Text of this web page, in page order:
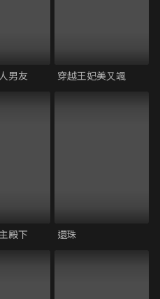
男友 穿越王妃美⼜颯
殿下 還珠